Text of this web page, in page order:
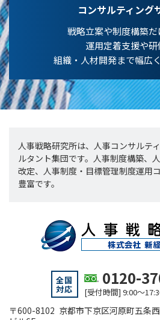
コンサルティング
戦略立案や制度構築だ
運用定着支援や研
組織・人材開発まで幅広
人事戦略研究所は、人事コンサルテ
ルタント集団です。人事制度構築、
改定、人事制度・目標管理制度運用
豊富です。
全国
対応
0120-
[受付時間] 9:00～
〒600-8102 京都市下京区河原町五条